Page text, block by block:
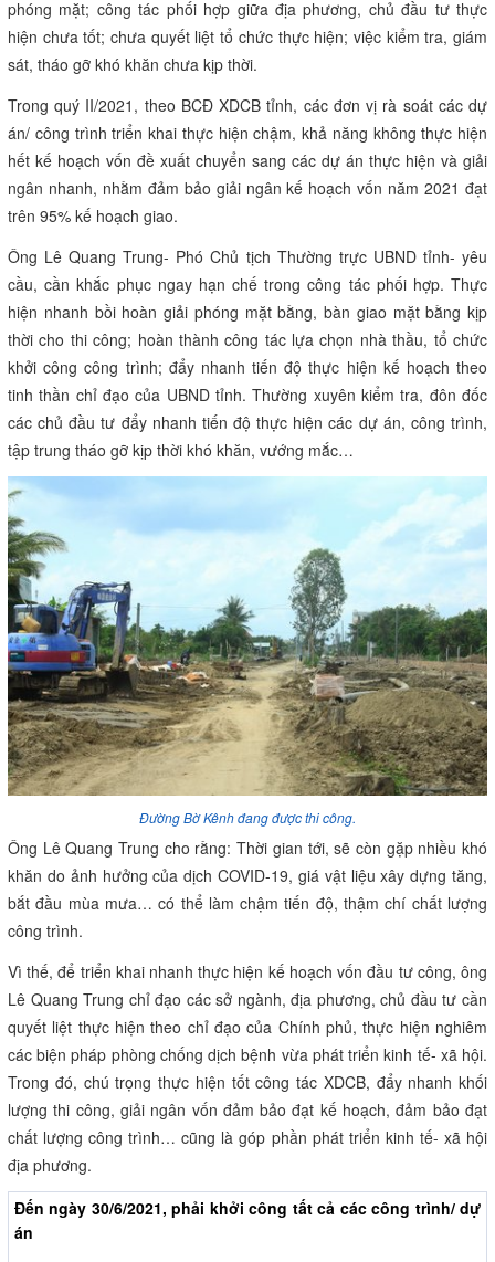
phóng mặt; công tác phối hợp giữa địa phương, chủ đầu tư thực
hiện chưa tốt; chưa quyết liệt tổ chức thực hiện; việc kiểm tra, giám
sát, tháo gỡ khó khăn chưa kịp thời.
Trong quý II/2021, theo BCĐ XDCB tỉnh, các đơn vị rà soát các dự
án/ công trình triển khai thực hiện chậm, khả năng không thực hiện
hết kế hoạch vốn đề xuất chuyển sang các dự án thực hiện và giải
ngân nhanh, nhằm đảm bảo giải ngân kế hoạch vốn năm 2021 đạt
trên 95% kế hoạch giao.
Ông Lê Quang Trung- Phó Chủ tịch Thường trực UBND tỉnh- yêu
cầu, cần khắc phục ngay hạn chế trong công tác phối hợp. Thực
hiện nhanh bồi hoàn giải phóng mặt bằng, bàn giao mặt bằng kịp
thời cho thi công; hoàn thành công tác lựa chọn nhà thầu, tổ chức
khởi công công trình; đẩy nhanh tiến độ thực hiện kế hoạch theo
tinh thần chỉ đạo của UBND tỉnh. Thường xuyên kiểm tra, đôn đốc
các chủ đầu tư đẩy nhanh tiến độ thực hiện các dự án, công trình,
tập trung tháo gỡ kịp thời khó khăn, vướng mắc…
Đường Bờ Kênh đang được thi công.
Ông Lê Quang Trung cho rằng: Thời gian tới, sẽ còn gặp nhiều khó
khăn do ảnh hưởng của dịch COVID-19, giá vật liệu xây dựng tăng,
bắt đầu mùa mưa… có thể làm chậm tiến độ, thậm chí chất lượng
công trình.
Vì thế, để triển khai nhanh thực hiện kế hoạch vốn đầu tư công, ông
Lê Quang Trung chỉ đạo các sở ngành, địa phương, chủ đầu tư cần
quyết liệt thực hiện theo chỉ đạo của Chính phủ, thực hiện nghiêm
các biện pháp phòng chống dịch bệnh vừa phát triển kinh tế- xã hội.
Trong đó, chú trọng thực hiện tốt công tác XDCB, đẩy nhanh khối
lượng thi công, giải ngân vốn đảm bảo đạt kế hoạch, đảm bảo đạt
chất lượng công trình… cũng là góp phần phát triển kinh tế- xã hội
địa phương.
Đến ngày 30/6/2021, phải khởi công tất cả các công trình/ dự
án